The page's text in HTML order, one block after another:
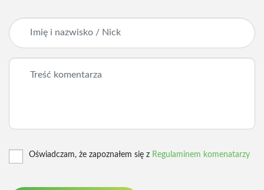
Oświadczam, że zapoznałem się z Regulaminem komenatarzy